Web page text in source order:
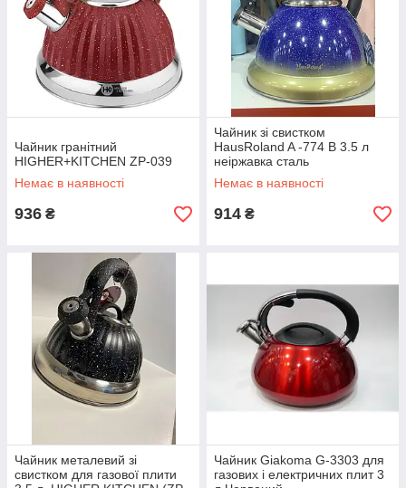
Чайник гранітний
HIGHER+KITCHEN ZP-039
Немає в наявності
936 ₴
Чайник зі свистком
HausRoland A -774 B 3.5 л
неіржавка сталь
Немає в наявності
914 ₴
Чайник металевий зі
свистком для газової плити
Чайник Giakoma G-3303 для
газових і електричних плит 3